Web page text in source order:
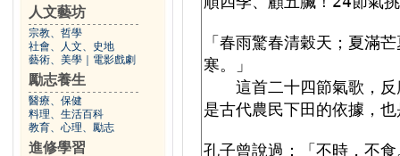
人文藝坊
宗教、哲學
社會、人文、史地
藝術、美學
電影戲劇
勵志養生
醫療、保健
料理、生活百科
教育、心理、勵志
進修學習